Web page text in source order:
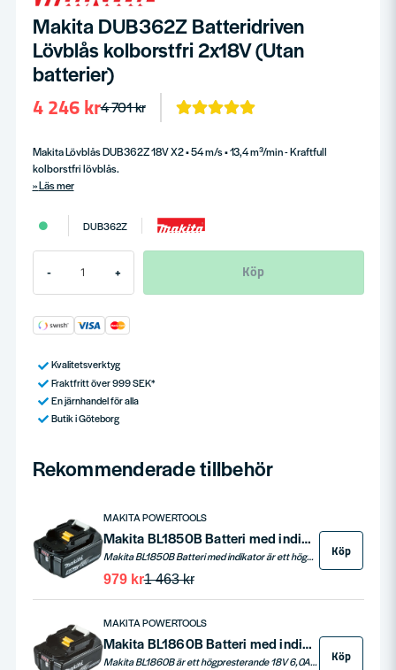
Makita DUB362Z Batteridriven
Lövblås kolborstfri 2x18V (Utan
batterier)
4 701 kr
4 246 kr
Makita Lövblås DUB362Z 18V X2 • 54 m/s • 13,4 m³/min - Kraftfull
kolborstfri lövblås.
Läs mer
DUB362Z
- + Köp
Kvalitetsverktyg
Fraktfritt över 999 SEK*
En järnhandel för alla
Butik i Göteborg
Rekommenderade tillbehör
MAKITA POWERTOOLS
Makita BL1850B Batteri med indikator 18V 5,0ah
Makita BL1850B Batteri med indikator är ett högkvalitativt 18V-batteri med en kapacitet på 5,0 Ah som är utformat för att ge hög prestanda och pålitlig drifttid för Makitas 18V-verktyg. Batteriet har en inbyggd LED-indikator som visar batteriets laddningsnivå i realtid.
1 463 kr
979 kr
Köp
MAKITA POWERTOOLS
Makita BL1860B Batteri med indikator 18V 6,0ah
Makita BL1860B är ett högpresterande 18V 6,0Ah Li-ion batteri som är designat för att ge dina Makita-verktyg en kraftfull och långvarig prestanda. Med en praktisk laddningsindikator kan du enkelt hålla koll på batteriets status och planera ditt arbete effektivt. Detta batteri är utrustat med en avancerad säkerhetskrets som skyddar mot överladdning, överdragning och kortslutning, vilket garanterar en säker användning under alla förhållanden. Kompatibiliteten med ett brett utbud av Makita-verktyg gör det till en mångsidig komponent i din verktygssamling. Med en energikapacitet på 108 Wh och en nettovikt på endast 0,85 kg kombinerar Makita BL1860B pålitlighet med användarvänlighet. Köp